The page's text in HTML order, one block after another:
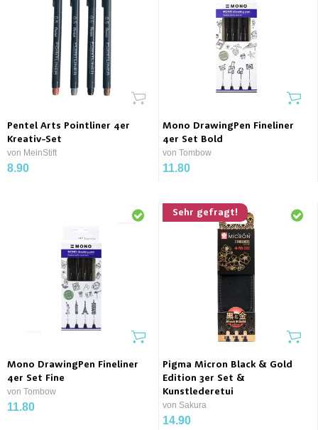
Pentel Arts Pointliner 4er
Kreativ-Set
von MeinStift
8.90
Mono DrawingPen Fineliner
4er Set Bold
von Tombow
11.80
Mono DrawingPen Fineliner
4er Set Fine
von Tombow
11.80
Sehr gefragt!
Pigma Micron Black & Gold
Edition 3er Set &
Kunstlederetui
von Sakura
14.90